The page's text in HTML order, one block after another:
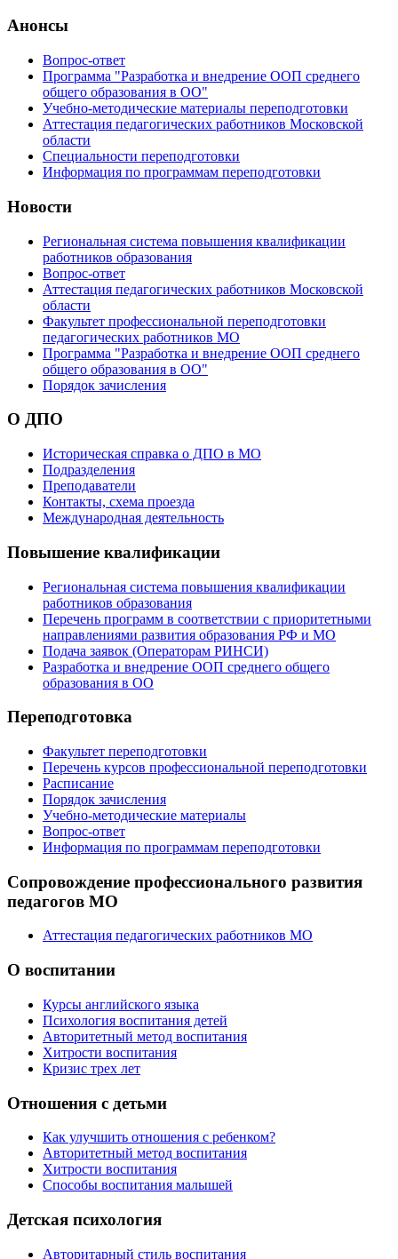
Анонсы
Вопрос-ответ
Программа "Разработка и внедрение ООП среднего
общего образования в ОО"
Учебно-методические материалы переподготовки
Аттестация педагогических работников Московской
области
Специальности переподготовки
Информация по программам переподготовки
Новости
Региональная система повышения квалификации
работников образования
Вопрос-ответ
Аттестация педагогических работников Московской
области
Факультет профессиональной переподготовки
педагогических работников МО
Программа "Разработка и внедрение ООП среднего
общего образования в ОО"
Порядок зачисления
О ДПО
Историческая справка о ДПО в МО
Подразделения
Преподаватели
Контакты, схема проезда
Международная деятельность
Повышение квалификации
Региональная система повышения квалификации
работников образования
Перечень программ в соответствии с приоритетными
направлениями развития образования РФ и МО
Подача заявок (Операторам РИНСИ)
Разработка и внедрение ООП среднего общего
образования в ОО
Переподготовка
Факультет переподготовки
Перечень курсов профессиональной переподготовки
Расписание
Порядок зачисления
Учебно-методические материалы
Вопрос-ответ
Информация по программам переподготовки
Сопровождение профессионального развития
педагогов МО
Аттестация педагогических работников МО
О воспитании
Курсы английского языка
Психология воспитания детей
Авторитетный метод воспитания
Хитрости воспитания
Кризис трех лет
Отношения с детьми
Как улучшить отношения с ребенком?
Авторитетный метод воспитания
Хитрости воспитания
Способы воспитания малышей
Детская психология
Авторитарный стиль воспитания